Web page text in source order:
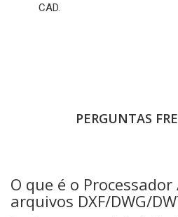
CAD.
PERGUNTAS
O que é o Processador
arquivos DXF/DWG/